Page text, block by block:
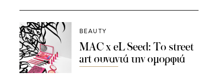
BEAUTY
MAC x eL Seed: Το street
art συναντά την ομορφιά